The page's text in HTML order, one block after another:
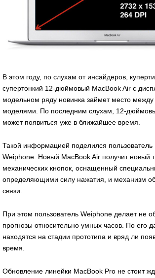
В этом году, по слухам от инсайдеров,
супертонкий 12-дюймовый MacBook Air с
модельном ряду новинка займет место
моделями. По последним слухам, 12-
может появиться уже в ближайшее время.
Такой информацией поделился пользователь
Weiphone. Новый MacBook Air получит новый
механических кнопок, оснащенный
определяющими силу нажатия, и механизм
связи.
При этом пользователь Weiphone делает не
прогнозы относительно умных часов. По его
находятся на стадии прототипа и вряд ли
время.
Обновление линейки MacBook Pro не стоит